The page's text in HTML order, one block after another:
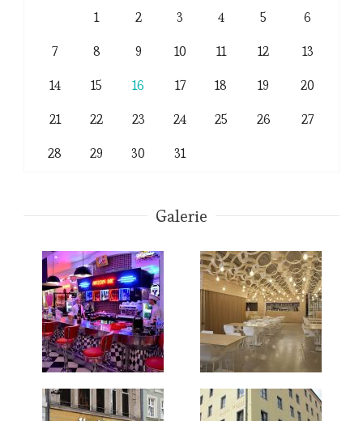
1 2 3 4 5
6
7
8 9 10 11 12
13
14
15 16 17 18 19
20
21
22 23 24 25 26
27
28
29 30 31
Galerie